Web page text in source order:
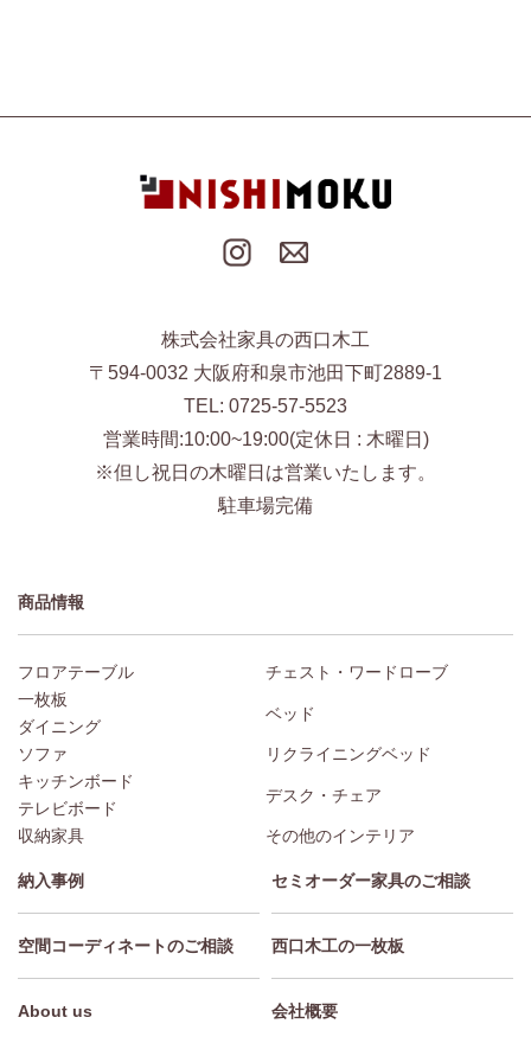
株式会社家具の西口木工
〒594-0032 大阪府和泉市池田下町2889-1
TEL: 0725-57-5523
営業時間:10:00~19:00(定休日 : 木曜日)
※但し祝日の木曜日は営業いたします。
駐車場完備
商品情報
フロアテーブル
一枚板
ダイニング
ソファ
キッチンボード
テレビボード
収納家具
チェスト・ワードローブ
ベッド
リクライニングベッド
デスク・チェア
その他のインテリア
納入事例 セミオーダー家具のご相談
空間コーディネートのご相談 西口木工の一枚板
About us 会社概要